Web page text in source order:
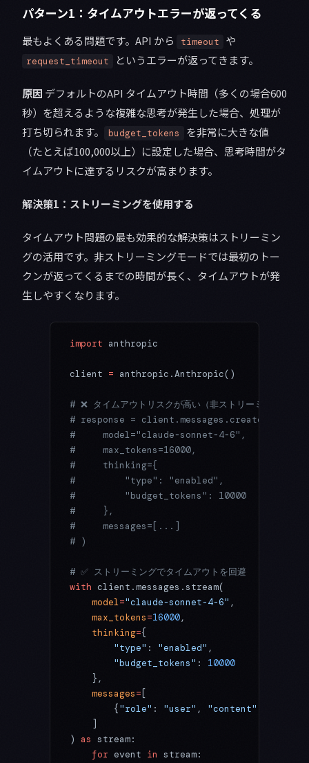
パターン1：タイムアウトエラーが返ってくる
最もよくある問題です。API から timeout や
request_timeout というエラーが返ってきます。
原因 デフォルトのAPI タイムアウト時間（多くの場合600
秒）を超えるような複雑な思考が発生した場合、処理が
打ち切られます。
budget_tokens
を非常に大きな値
（たとえば100,000以上）に設定した場合、思考時間がタ
イムアウトに達するリスクが高まります。
解決策1：ストリーミングを使用する
タイムアウト問題の最も効果的な解決策はストリーミン
グの活用です。非ストリーミングモードでは最初のトー
クンが返ってくるまでの時間が長く、タイムアウトが発
生しやすくなります。
import anthropic
client = anthropic.Anthropic()
# ❌ タイムアウトリスクが高い（非ストリーミング）
# response = client.messages.create(
#     model="claude-sonnet-4-6",
#     max_tokens=16000,
#     thinking={
#         "type": "enabled",
#         "budget_tokens": 10000
#     },
#     messages=[...]
# )
# ✅ ストリーミングでタイムアウトを回避
with client.messages.stream(
    model
="claude-sonnet-4-6" ,
    max_tokens
=16000,
    thinking
={
        "type"
: "enabled" ,
        "budget_tokens"
: 10000
    },
    messages
= [
        {
"role" : "user" , "content"
    ]
) as stream:
    for
event in stream: